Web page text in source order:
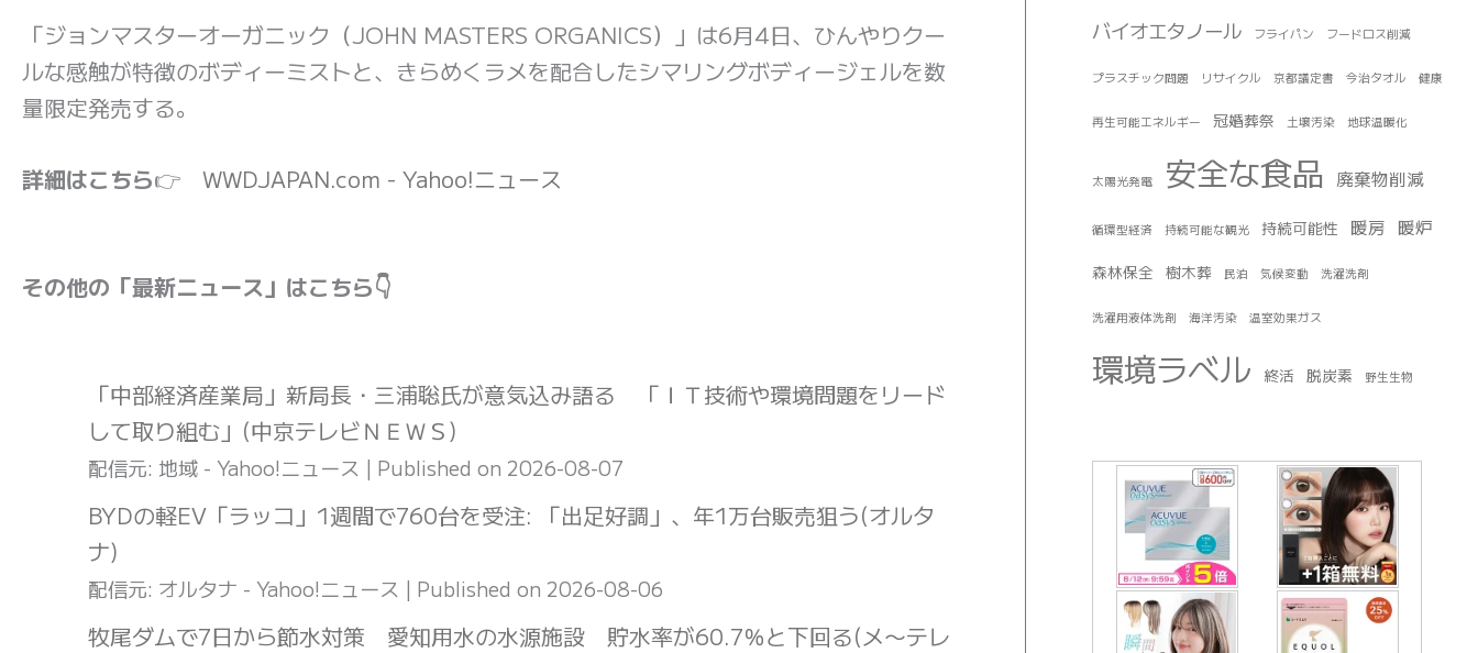
「ジョンマスターオーガニック（JOHN MASTERS ORGANICS）」は6月4日、ひんやりクー
ルな感触が特徴のボディーミストと、きらめくラメを配合したシマリングボディージェルを数
量限定発売する。
詳細はこちら👉 WWDJAPAN.com - Yahoo!ニュース
その他の「最新ニュース」はこちら👇
「中部経済産業局」新局長・三浦聡氏が意気込み語る 「ＩＴ技術や環境問題をリード
して取り組む」(中京テレビＮＥＷＳ)
配信元: 地域 - Yahoo!ニュース Published on 2026-08-07
BYDの軽EV「ラッコ」1週間で760台を受注: 「出足好調」、年1万台販売狙う(オルタ
ナ)
配信元: オルタナ - Yahoo!ニュース Published on 2026-08-06
牧尾ダムで7日から節水対策 愛知用水の水源施設 貯水率が60.7％と下回る(メ〜テレ
バイオエタノール フライパン フードロス削減
プラスチック問題 リサイクル 京都議定書 今治タオル 健康
再生可能エネルギー 冠婚葬祭 土壌汚染 地球温暖化
太陽光発電 安全な食品 廃棄物削減
循環型経済 持続可能な観光 持続可能性 暖房 暖炉
森林保全 樹木葬 民泊 気候変動 洗濯洗剤
洗濯用液体洗剤 海洋汚染 温室効果ガス
環境ラベル 終活 脱炭素 野生生物